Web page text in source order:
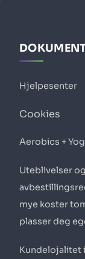
Hjelpesenter
Cookies
Aerobics +
Uteblivelser og
mye koster
plasser deg
Kundelojalitet